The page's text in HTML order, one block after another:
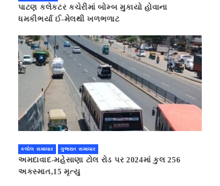
પાટણ કલેકટર કચેરીમાં બોમ્બ મુકાયો હોવાના
ધમકીભર્યા ઈ-મેલથી ખળભળાટ
કલોલ સમાચાર ગુજરાત સમાચાર
અમદાવાદ-મહેસાણા ટોલ રોડ પર 2024માં કુલ 256
અકસ્માત,15 મૃત્યુ